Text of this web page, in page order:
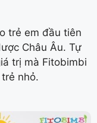
trẻ em đầu tiên
Châu Âu. Tự
trị mà Fitobimbi
nhỏ.